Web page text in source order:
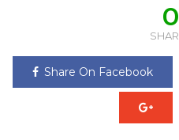
0
Share On Facebook